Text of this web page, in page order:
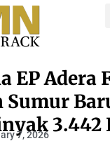
EP Adera
Sumur
3.442
7, 2026